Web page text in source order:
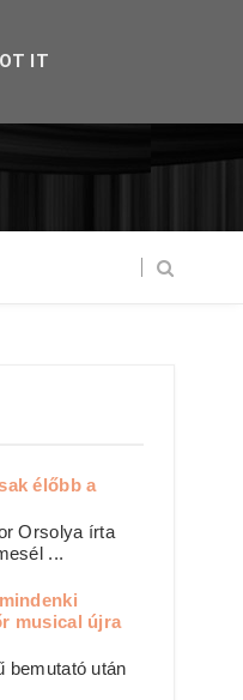
élőbb a
Orsolya írta
...
musical újra
bemutató után
IT